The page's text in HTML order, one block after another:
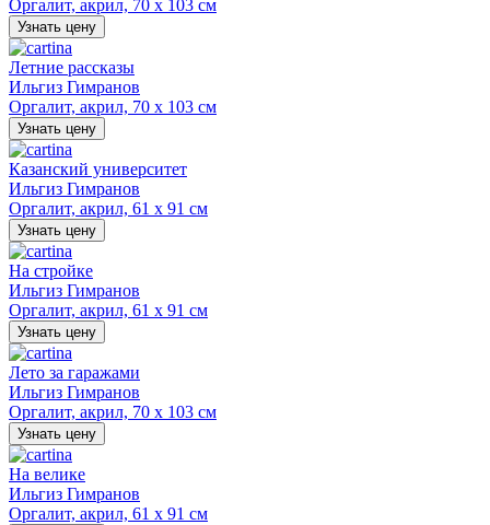
Оргалит, акрил, 70 х 103 см
Узнать цену
Летние рассказы
Ильгиз Гимранов
Оргалит, акрил, 70 х 103 см
Узнать цену
Казанский университет
Ильгиз Гимранов
Оргалит, акрил, 61 х 91 см
Узнать цену
На стройке
Ильгиз Гимранов
Оргалит, акрил, 61 х 91 см
Узнать цену
Лето за гаражами
Ильгиз Гимранов
Оргалит, акрил, 70 х 103 см
Узнать цену
На велике
Ильгиз Гимранов
Оргалит, акрил, 61 х 91 см